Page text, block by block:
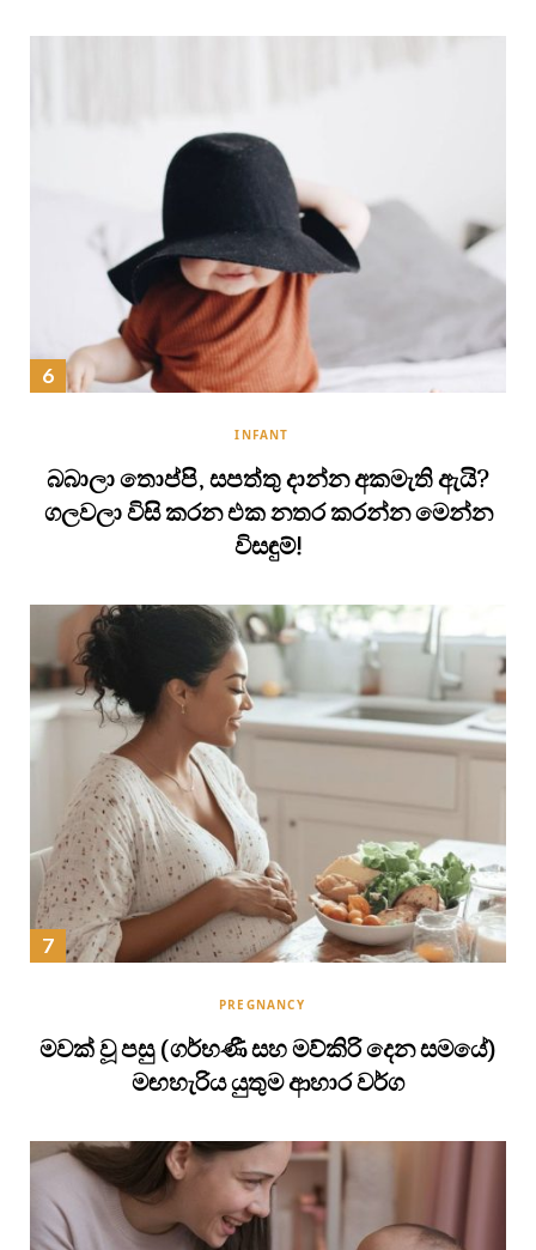
INFANT
බබාලා තොප්පි, සපත්තු දාන්න අකමැති ඇයි?
ගලවලා විසි කරන එක නතර කරන්න මෙන්න
විසඳුම්!
PREGNANCY
මවක් වූ පසු (ගර්භණී සහ මව්කිරි දෙන සමයේ)
මඟහැරිය යුතුම ආහාර වර්ග